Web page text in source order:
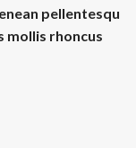
pellentesqu
mollis rhoncus